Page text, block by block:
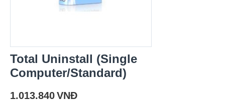
Total Uninstall (Single
Computer/Standard)
1.013.840VNĐ